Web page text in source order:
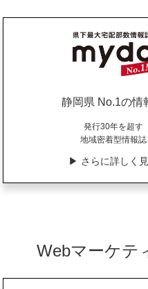
静岡県 No.1の情
発行30年を超す
地域密着型情報誌
▶︎ さらに詳しく
Webマーケテ